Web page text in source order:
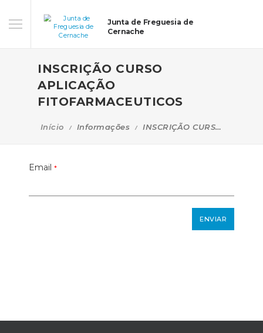
Junta de Freguesia de
Cernache
INSCRIÇÃO CURSO
APLICAÇÃO
FITOFARMACEUTICOS
Início Informações INSCRIÇÃO CURSO APLICAÇÃO FITOFARMACEUTICOS
Email *
ENVIAR